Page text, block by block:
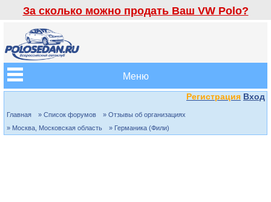
За сколько можно продать Ваш VW Polo?
Меню
Регистрация Вход
Главная » Список форумов
» Отзывы об организациях
» Москва, Московская область
» Германика (Фили)